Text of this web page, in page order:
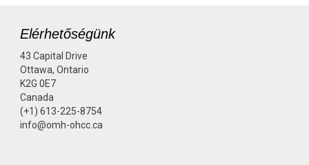
Elérhetőségünk
43 Capital Drive
Ottawa, Ontario
K2G 0E7
Canada
(+1) 613-225-8754
info@omh-ohcc.ca